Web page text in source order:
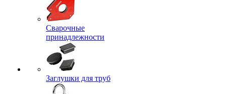
Сварочные
принадлежности
Заглушки для труб